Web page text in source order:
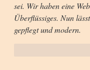
sei. Wir haben eine
Überflüssiges. Nun
gepflegt und modern.